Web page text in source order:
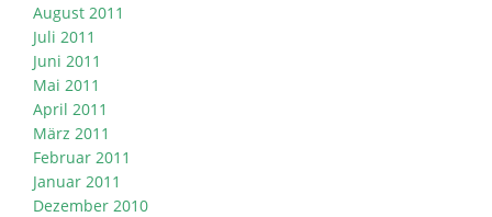
August 2011
Juli 2011
Juni 2011
Mai 2011
April 2011
März 2011
Februar 2011
Januar 2011
Dezember 2010